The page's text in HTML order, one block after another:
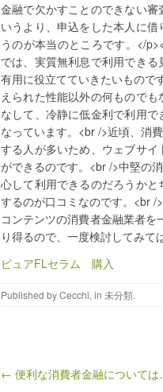
金融で欠かすことのできない
いうより、申込をした本人に
うのが本当のところです。</
では、実質無利息で利用でき
有用に役立てていきたいもので
えられた性能以外の何もので
なして、冷静に低金利で利用
なっています。<br />近頃、消
する人が多いため、ウェブサ
ができるのです。<br />中堅の
心して利用できるのだろうか
するのが口コミなのです。<br /
コンテンツの消費者金融業者
り得るので、一度検討してみて
ピュアFLセラム 購入
Published byCecchi, in 未分類.
Post navigation
← 便利な消費者金融については